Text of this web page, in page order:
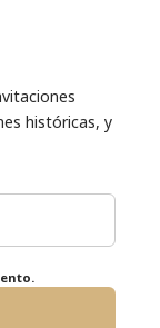
históricas, y